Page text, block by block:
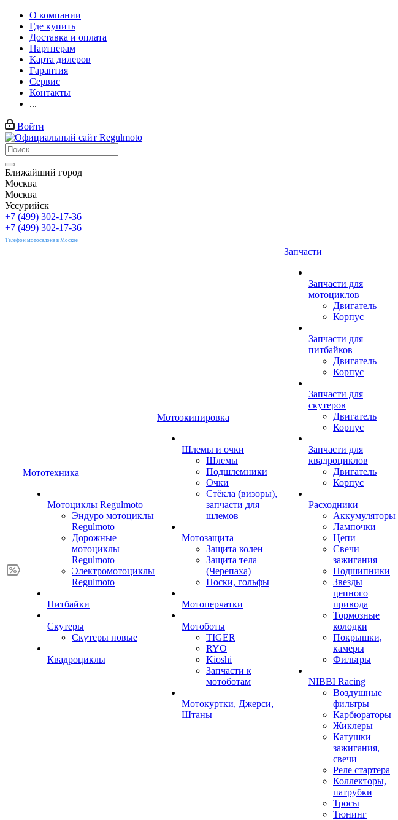
О компании
Где купить
Доставка и оплата
Партнерам
Карта дилеров
Гарантия
Сервис
Контакты
...
Войти
Ближайший город
Москва
Москва
Уссурийск
+7 (499) 302-17-36
+7 (499) 302-17-36
Телефон мотосалона в Москве
Мототехника
Мотоциклы Regulmoto
Эндуро мотоциклы
Regulmoto
Дорожные
мотоциклы
Regulmoto
Электромотоциклы
Regulmoto
Питбайки
Скутеры
Скутеры новые
Квадроциклы
Мотоэкипировка
Шлемы и очки
Шлемы
Подшлемники
Очки
Стёкла (визоры),
запчасти для
шлемов
Мотозащита
Защита колен
Защита тела
(Черепаха)
Носки, гольфы
Мотоперчатки
Мотоботы
TIGER
RYO
Kioshi
Запчасти к
мотоботам
Мотокуртки, Джерси,
Штаны
Запчасти
Запчасти для
мотоциклов
Двигатель
Корпус
Запчасти для
питбайков
Двигатель
Корпус
Запчасти для
скутеров
Двигатель
Корпус
Запчасти для
квадроциклов
Двигатель
Корпус
Расходники
Аккумуляторы
Лампочки
Цепи
Свечи
зажигания
Подшипники
Звезды
цепного
привода
Тормозные
колодки
Покрышки,
камеры
Фильтры
NIBBI Racing
Воздушные
фильтры
Карбюраторы
Жиклеры
Катушки
зажигания,
свечи
Реле стартера
Коллекторы,
патрубки
Тросы
Тюнинг